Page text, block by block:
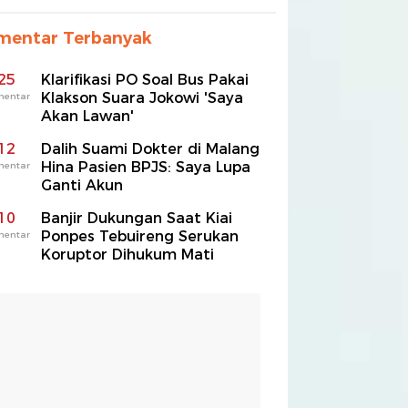
Terbanyak
Klarifikasi PO Soal Bus Pakai
Klakson Suara Jokowi 'Saya
Akan Lawan'
Dalih Suami Dokter di Malang
Hina Pasien BPJS: Saya Lupa
Ganti Akun
Banjir Dukungan Saat Kiai
Ponpes Tebuireng Serukan
Koruptor Dihukum Mati